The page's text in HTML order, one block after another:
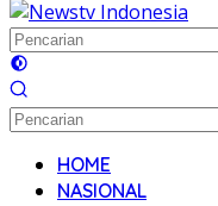
HOME
NASIONAL